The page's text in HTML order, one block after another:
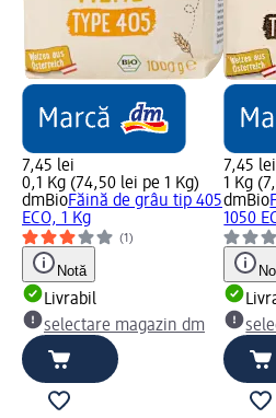
7,45 lei
0,1 Kg (74,50 lei pe 1 Kg)
dmBioFăină de grâu tip 405
ECO, 1 Kg
(1)
Notă
Livrabil
selectare magazin dm
7,45 lei
1 Kg
dmBio
1050